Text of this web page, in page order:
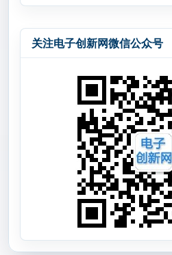
关注电子创新网微信公众号